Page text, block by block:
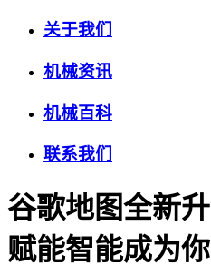
关于我们
机械资讯
机械百科
联系我们
谷歌地图全新
赋能智能成为